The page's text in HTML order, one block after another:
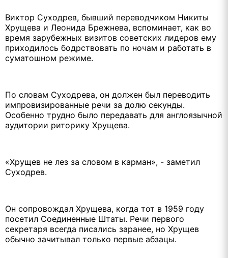
Виктор Суходрев, бывший переводчиком Никиты
Хрущева и Леонида Брежнева, вспоминает, как во
время зарубежных визитов советских лидеров ему
приходилось бодрствовать по ночам и работать в
суматошном режиме.
По словам Суходрева, он должен был переводить
импровизированные речи за долю секунды.
Особенно трудно было передавать для англоязычной
аудитории риторику Хрущева.
«Хрущев не лез за словом в карман», - заметил
Суходрев.
Он сопровождал Хрущева, когда тот в 1959 году
посетил Соединенные Штаты. Речи первого
секретаря всегда писались заранее, но Хрущев
обычно зачитывал только первые абзацы.